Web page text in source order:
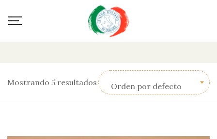
Mostrando 5 resultados Orden por defecto